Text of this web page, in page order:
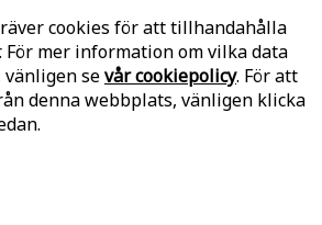
cookies för att tillhandahålla
mer information om vilka data
vänligen sevår cookiepolicy. För att
denna webbplats, vänligen klicka